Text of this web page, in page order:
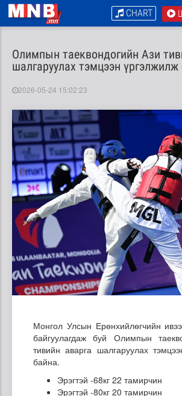
CHART
Олимпын таеквондогийн Ази
шалгаруулах тэмцээн үргэлжилж
2026-05-24 15:02:23
Монгол Улсын Ерөнхийлөгчийн
байгуулагдаж буй Олимпын
тивийн аварга шалгаруулах
байна.
Эрэгтэй -68кг 22 тамирчин
Эрэгтэй -80кг 20 тамирчин